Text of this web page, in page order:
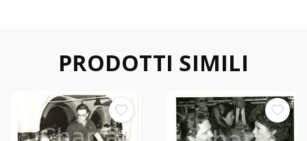
PRODOTTI SIMILI